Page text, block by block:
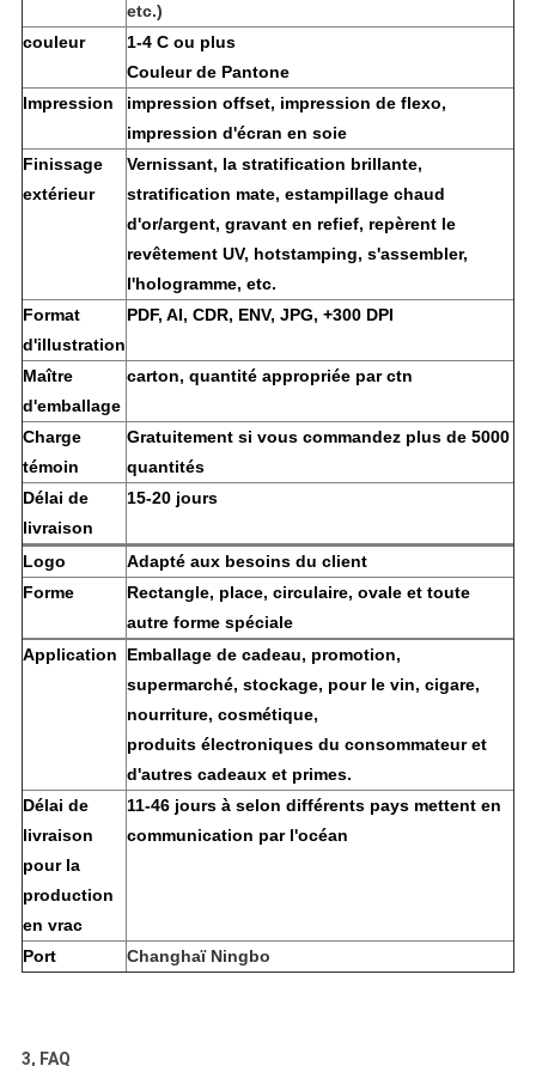
etc.)
couleur
1-4 C ou plus
Couleur de Pantone
Impression
impression offset, impression de flexo,
impression d'écran en soie
Finissage
extérieur
Vernissant, la stratification brillante,
stratification mate, estampillage chaud
d'or/argent, gravant en refief, repèrent le
revêtement UV, hotstamping, s'assembler,
l'hologramme, etc.
Format
d'illustration
PDF, AI, CDR, ENV, JPG, +300 DPI
Maître
d'emballage
carton, quantité appropriée par ctn
Charge
témoin
Gratuitement si vous commandez plus de 5000
quantités
Délai de
livraison
15-20 jours
Logo
Adapté aux besoins du client
Forme
Rectangle, place, circulaire, ovale et toute
autre forme spéciale
Application
Emballage de cadeau, promotion,
supermarché, stockage, pour le vin, cigare,
nourriture, cosmétique,
produits électroniques du consommateur et
d'autres cadeaux et primes.
Délai de
livraison
pour la
production
en vrac
11-46 jours à selon différents pays mettent en
communication par l'océan
Port Changhaï Ningbo
3, FAQ